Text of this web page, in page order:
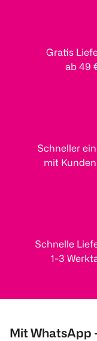
Gratis
ab 49
Schneller
mit
Schnelle
1-3
Mit WhatsApp